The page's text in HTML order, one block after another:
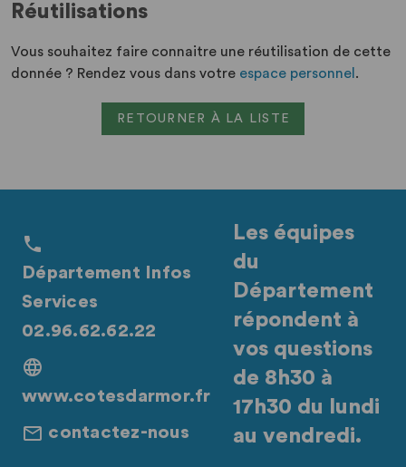
Réutilisations
Vous souhaitez faire connaitre une réutilisation de cette
donnée ? Rendez vous dans votre espace personnel .
RETOURNER À LA LISTE
Département Infos
Services
02.96.62.62.22
www.cotesdarmor.fr
contactez-nous
Les équipes
du
Département
répondent à
vos questions
de 8h30 à
17h30 du lundi
au vendredi.